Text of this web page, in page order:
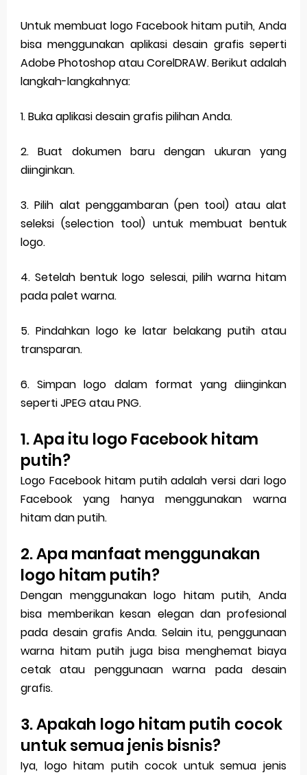
Untuk membuat logo Facebook hitam putih, Anda
bisa menggunakan aplikasi desain grafis seperti
Adobe Photoshop atau CorelDRAW. Berikut adalah
langkah-langkahnya:
1. Buka aplikasi desain grafis pilihan Anda.
2. Buat dokumen baru dengan ukuran yang
diinginkan.
3. Pilih alat penggambaran (pen tool) atau alat
seleksi (selection tool) untuk membuat bentuk
logo.
4. Setelah bentuk logo selesai, pilih warna hitam
pada palet warna.
5. Pindahkan logo ke latar belakang putih atau
transparan.
6. Simpan logo dalam format yang diinginkan
seperti JPEG atau PNG.
1. Apa itu logo Facebook hitam
putih?
Logo Facebook hitam putih adalah versi dari logo
Facebook yang hanya menggunakan warna
hitam dan putih.
2. Apa manfaat menggunakan
logo hitam putih?
Dengan menggunakan logo hitam putih, Anda
bisa memberikan kesan elegan dan profesional
pada desain grafis Anda. Selain itu, penggunaan
warna hitam putih juga bisa menghemat biaya
cetak atau penggunaan warna pada desain
grafis.
3. Apakah logo hitam putih cocok
untuk semua jenis bisnis?
Iya, logo hitam putih cocok untuk semua jenis